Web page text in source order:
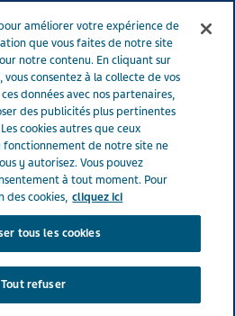
Menu
améliorer votre expérience de
que vous faites de notre site
notre contenu. En cliquant sur
vous consentez à la collecte de vos
données avec nos partenaires,
des publicités plus pertinentes
cookies autres que ceux
fonctionnement de notre site ne
y autorisez. Vous pouvez
à tout moment. Pour
des cookies, cliquez ici
tous les cookies
Tout refuser